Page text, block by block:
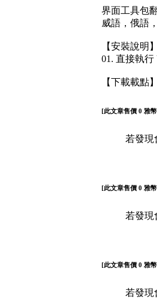
界面工具包
威語，俄語
【安裝說明
01. 直接執行
【下載載點
[此文章售價 0 雅
若發現
[此文章售價 0 雅
若發現
[此文章售價 0 雅
若發現